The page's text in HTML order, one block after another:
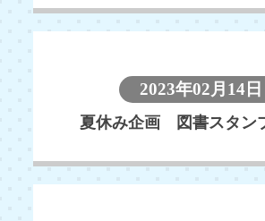
2023年02月14日
夏休み企画 図書スタン